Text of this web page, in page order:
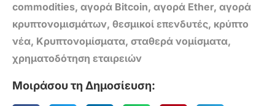
commodities, αγορά Bitcoin, αγορά Ether, αγορά
κρυπτονομισμάτων, θεσμικοί επενδυτές, κρύπτο
νέα, Κρυπτονομίσματα, σταθερά νομίσματα,
χρηματοδότηση εταιρειών
Μοιράσου τη Δημοσίευση: